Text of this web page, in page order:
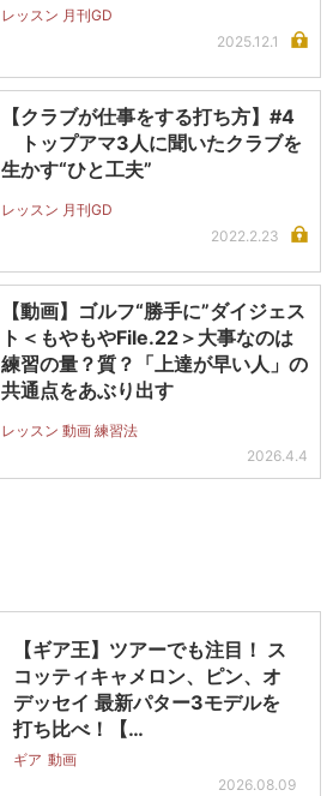
レッスン 月刊GD
2025.12.1
【クラブが仕事をする打ち方】#4
トップアマ3人に聞いたクラブを
生かす“ひと工夫”
レッスン 月刊GD
2022.2.23
【動画】ゴルフ“勝手に”ダイジェス
ト＜もやもやFile.22＞大事なのは
練習の量？質？「上達が早い人」の
共通点をあぶり出す
レッスン 動画 練習法
2026.4.4
【ギア王】ツアーでも注目！ ス
コッティキャメロン、ピン、オ
デッセイ 最新パター3モデルを
打ち比べ！【…
ギア 動画
2026.08.09